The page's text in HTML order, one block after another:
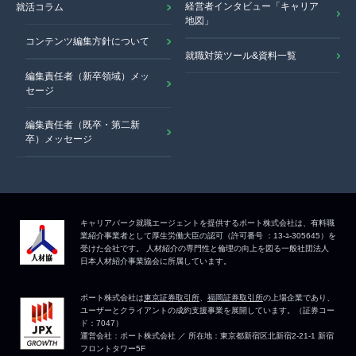
就活コラム
コンテンツ編集方針について
編集責任者（新卒領域）メッ
セージ
編集責任者（既卒・第二新
卒）メッセージ
経営者インタビュー「キャリア
地図」
就職対策ツール&資料一覧